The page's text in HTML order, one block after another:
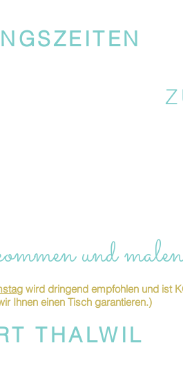
THALWIL
und
wird dringend empfohlen und ist
Ihnen einen Tisch garantieren.)